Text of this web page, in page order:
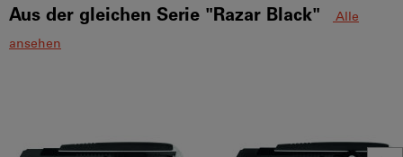
Aus der gleichen Serie "Razar Black"
Alle
ansehen